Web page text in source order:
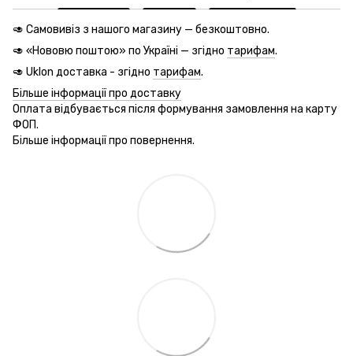
🥑 Самовивіз з нашого магазину — безкоштовно.
🥑 «Нововю поштою» по Україні — згідно тарифам.
🥑 Uklon доставка - згідно тарифам.
Більше інформації про доставку
Оплата відбувається після формування замовлення на карту
ФОП.
Більше інформації про повернення.